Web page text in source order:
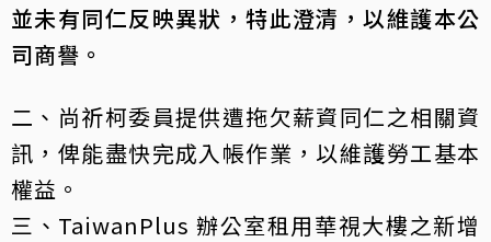
並未有同仁反映異狀，特此澄清，以維護本公
司商譽。
二、尚祈柯委員提供遭拖欠薪資同仁之相關資
訊，俾能盡快完成入帳作業，以維護勞工基本
權益。
三、TaiwanPlus 辦公室租用華視大樓之新增